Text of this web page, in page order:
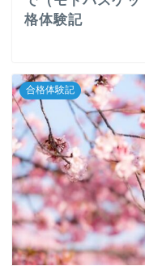
格体験記
合格体験記